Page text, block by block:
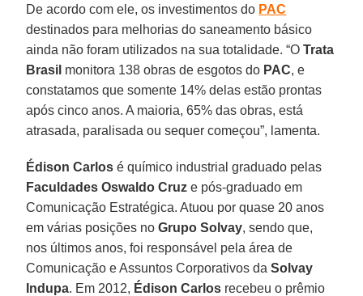
De acordo com ele, os investimentos do PAC
destinados para melhorias do saneamento básico
ainda não foram utilizados na sua totalidade. “OTrata
Brasil monitora 138 obras de esgotos do PAC, e
constatamos que somente 14% delas estão prontas
após cinco anos. A maioria, 65% das obras, está
atrasada, paralisada ou sequer começou”, lamenta.
Édison Carlos é químico industrial graduado pelas
Faculdades Oswaldo Cruz e pós-graduado em
Comunicação Estratégica. Atuou por quase 20 anos
em várias posições noGrupo Solvay, sendo que,
nos últimos anos, foi responsável pela área de
Comunicação e Assuntos Corporativos daSolvay
Indupa. Em 2012, Édison Carlos recebeu o prêmio